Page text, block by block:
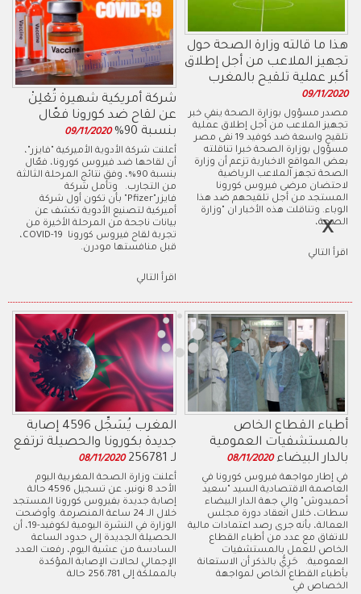
شركة أمريكية شهيرة تُعْلِنْ
عن لقاح ضد كورونا فعّال
بنسبة 90%
09/11/2020
أعلنت شركة الأدوية الأميركية "فايزر"،
أن لقاحها ضد فيروس كورونا، فعّال
بنسبة 90%، وفق نتائج المرحلة الثالثة
من التجارب. وتأمل شركة
فايزر"Pfizer" بأن تكون أول شركة
أميركية لتصنيع الأدوية تكشف عن
بيانات ناجحة من المرحلة الأخيرة من
تجربة لقاح فيروس كورونا COVID-19،
قبل منافستها مودرن.
اقرأ التالي
هذا ما قالته وزارة الصحة حول
تجهيز الملاعب من أجل إطلاق
أكبر عملية تلقيح بالمغرب
09/11/2020
مصدر مسؤول بوزارة الصحة ينفي خبر
تجهيز الملاعب من أجل إطلاق عملية
تلقيح واسعة ضد كوفيد 19 نفى مصر
مسؤول بوزارة الصحة خبرا تناقلته
بعض المواقع الاخبارية تزعم أن وزارة
الصحة تجهز الملاعب الرياضية
لاحتضان مرضى فيروس كورونا
المستجد من أجل تلقيحهم ضد هذا
الوباء. وتناقلت هذه الأخبار ان "وزارة
الصحة،
اقرأ التالي
المغرب يُسَجِّل 4596 إصابة
جديدة بكورونا والحصيلة ترتفع
لـ 256781
08/11/2020
أعلنت وزارة الصحة المغربية اليوم
الأحد 8 نونبر، عن تسجيل 4596 حالة
إصابة جديدة بفيروس كورونا المستجد
خلال الـ 24 ساعة المنصرمة. وأوضحت
الوزارة في النشرة اليومية لكوفيد-19، أن
الحصيلة الجديدة إلى حدود الساعة
السادسة من عشية اليوم، رفعت العدد
الإجمالي لحالات الإصابة المؤكدة
بالمملكة إلى 256.781 حالة
أطباء القطاع الخاص
بالمستشفيات العمومية
بالدار البيضاء 08/11/2020
في إطار مواجهة فيروس كورونا في
العاصمة الاقتصادية السيد "سعيد
أحميدوش" والي جهة الدار البيضاء
سطات، خلال انعقاد دورة مجلس
العمالة، بأنه جرى رصد اعتمادات مالية
للاتفاق مع عدد من أطباء القطاع
الخاص للعمل بالمستشفيات
العمومية. حَرِيُّ بالذكر أن الاستعانة
بأطباء القطاع الخاص لمواجهة
الخصاص في